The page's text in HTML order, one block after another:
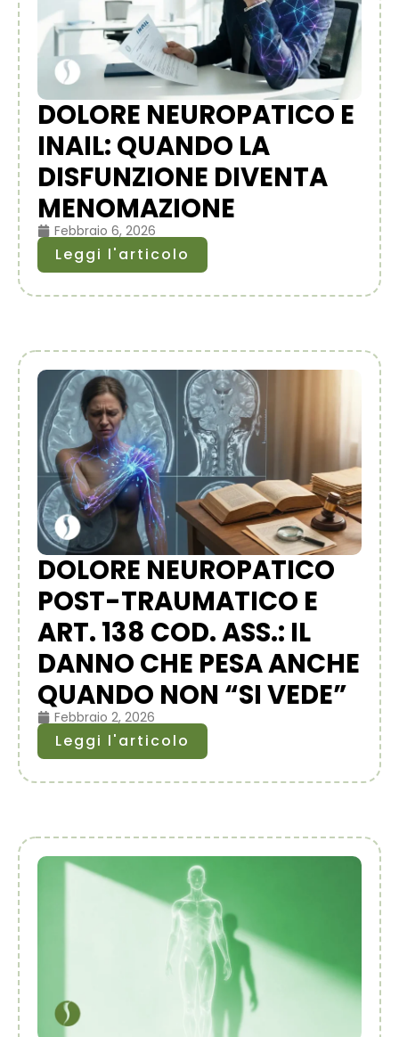
DOLORE NEUROPATICO E
INAIL: QUANDO LA
DISFUNZIONE DIVENTA
MENOMAZIONE
Febbraio 6, 2026
Leggi l'articolo
DOLORE NEUROPATICO
POST-TRAUMATICO E
ART. 138 COD. ASS.: IL
DANNO CHE PESA ANCHE
QUANDO NON “SI VEDE”
Febbraio 2, 2026
Leggi l'articolo